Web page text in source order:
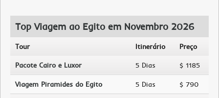
Top Viagem ao Egito em Novembro 2026
Tour Itinerário Preço
Pacote Cairo e Luxor 5 Dias $ 1185
Viagem Piramides do Egito 5 Dias $ 790